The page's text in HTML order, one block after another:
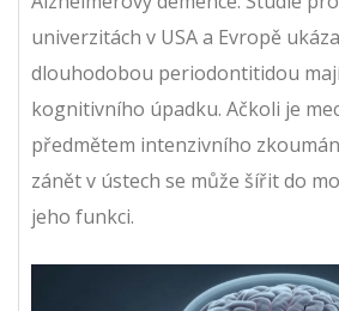
univerzitách v USA a Evropě
dlouhodobou periodontitidou
kognitivního úpadku. Ačkoli je
předmětem intenzivního
zánět v ústech se může šířit do
jeho funkci.